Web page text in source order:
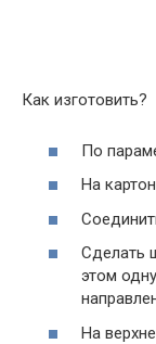
Как изготовить?
По
На
Сделать
этом
На